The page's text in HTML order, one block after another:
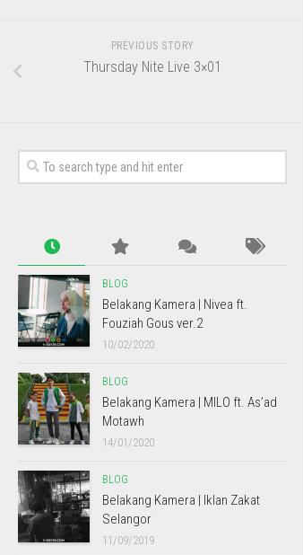
PREVIOUS STORY
Thursday Nite Live 3×01
BLOG
Belakang Kamera | Nivea ft.
Fouziah Gous ver.2
10/02/2020
BLOG
Belakang Kamera | MILO ft. As’ad
Motawh
14/01/2020
BLOG
Belakang Kamera | Iklan Zakat
Selangor
11/09/2019